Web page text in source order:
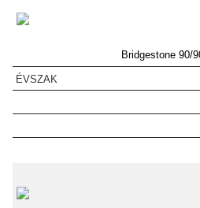
Bridgestone 90/